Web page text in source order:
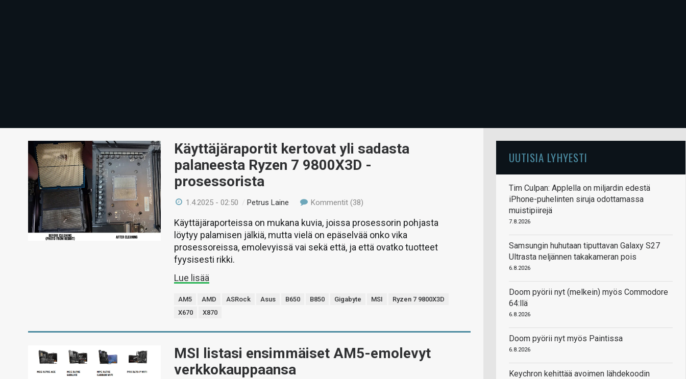
Käyttäjäraportit kertovat yli sadasta
palaneesta Ryzen 7 9800X3D -
prosessorista
1.4.2025 - 02:50 /Petrus Laine Kommentit (38)
Käyttäjäraporteissa on mukana kuvia, joissa prosessorin pohjasta
löytyy palamisen jälkiä, mutta vielä on epäselvää onko vika
prosessoreissa, emolevyissä vai sekä että, ja että ovatko tuotteet
fyysisesti rikki.
Lue lisää
AM5 AMD ASRock Asus B650 B850 Gigabyte MSI
Ryzen 7 9800X3D
X670
X870
MSI listasi ensimmäiset AM5-emolevyt
verkkokauppaansa
UUTISIA LYHYESTI
Tim Culpan: Applella on miljardin edestä
iPhone-puhelinten siruja odottamassa
muistipiirejä
7.8.2026
Samsungin huhutaan tiputtavan Galaxy S27
Ultrasta neljännen takakameran pois
6.8.2026
Doom pyörii nyt (melkein) myös Commodore
64:llä
6.8.2026
Doom pyörii nyt myös Paintissa
6.8.2026
Keychron kehittää avoimen lähdekoodin